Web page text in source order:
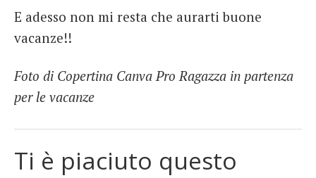
E adesso non mi resta che aurarti buone
vacanze!!
Foto di Copertina Canva Pro Ragazza in partenza
per le vacanze
Ti è piaciuto questo